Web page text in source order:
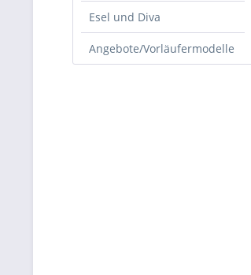
Esel und Diva
Angebote/Vorläufermodelle